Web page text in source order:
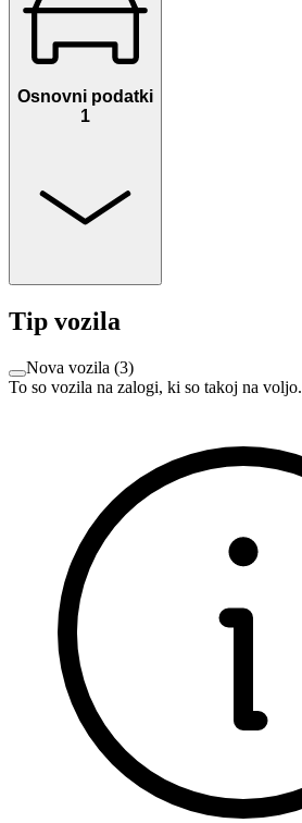
Osnovni podatki
1
Tip vozila
Nova vozila (3)
To so vozila na zalogi, ki so takoj na voljo.